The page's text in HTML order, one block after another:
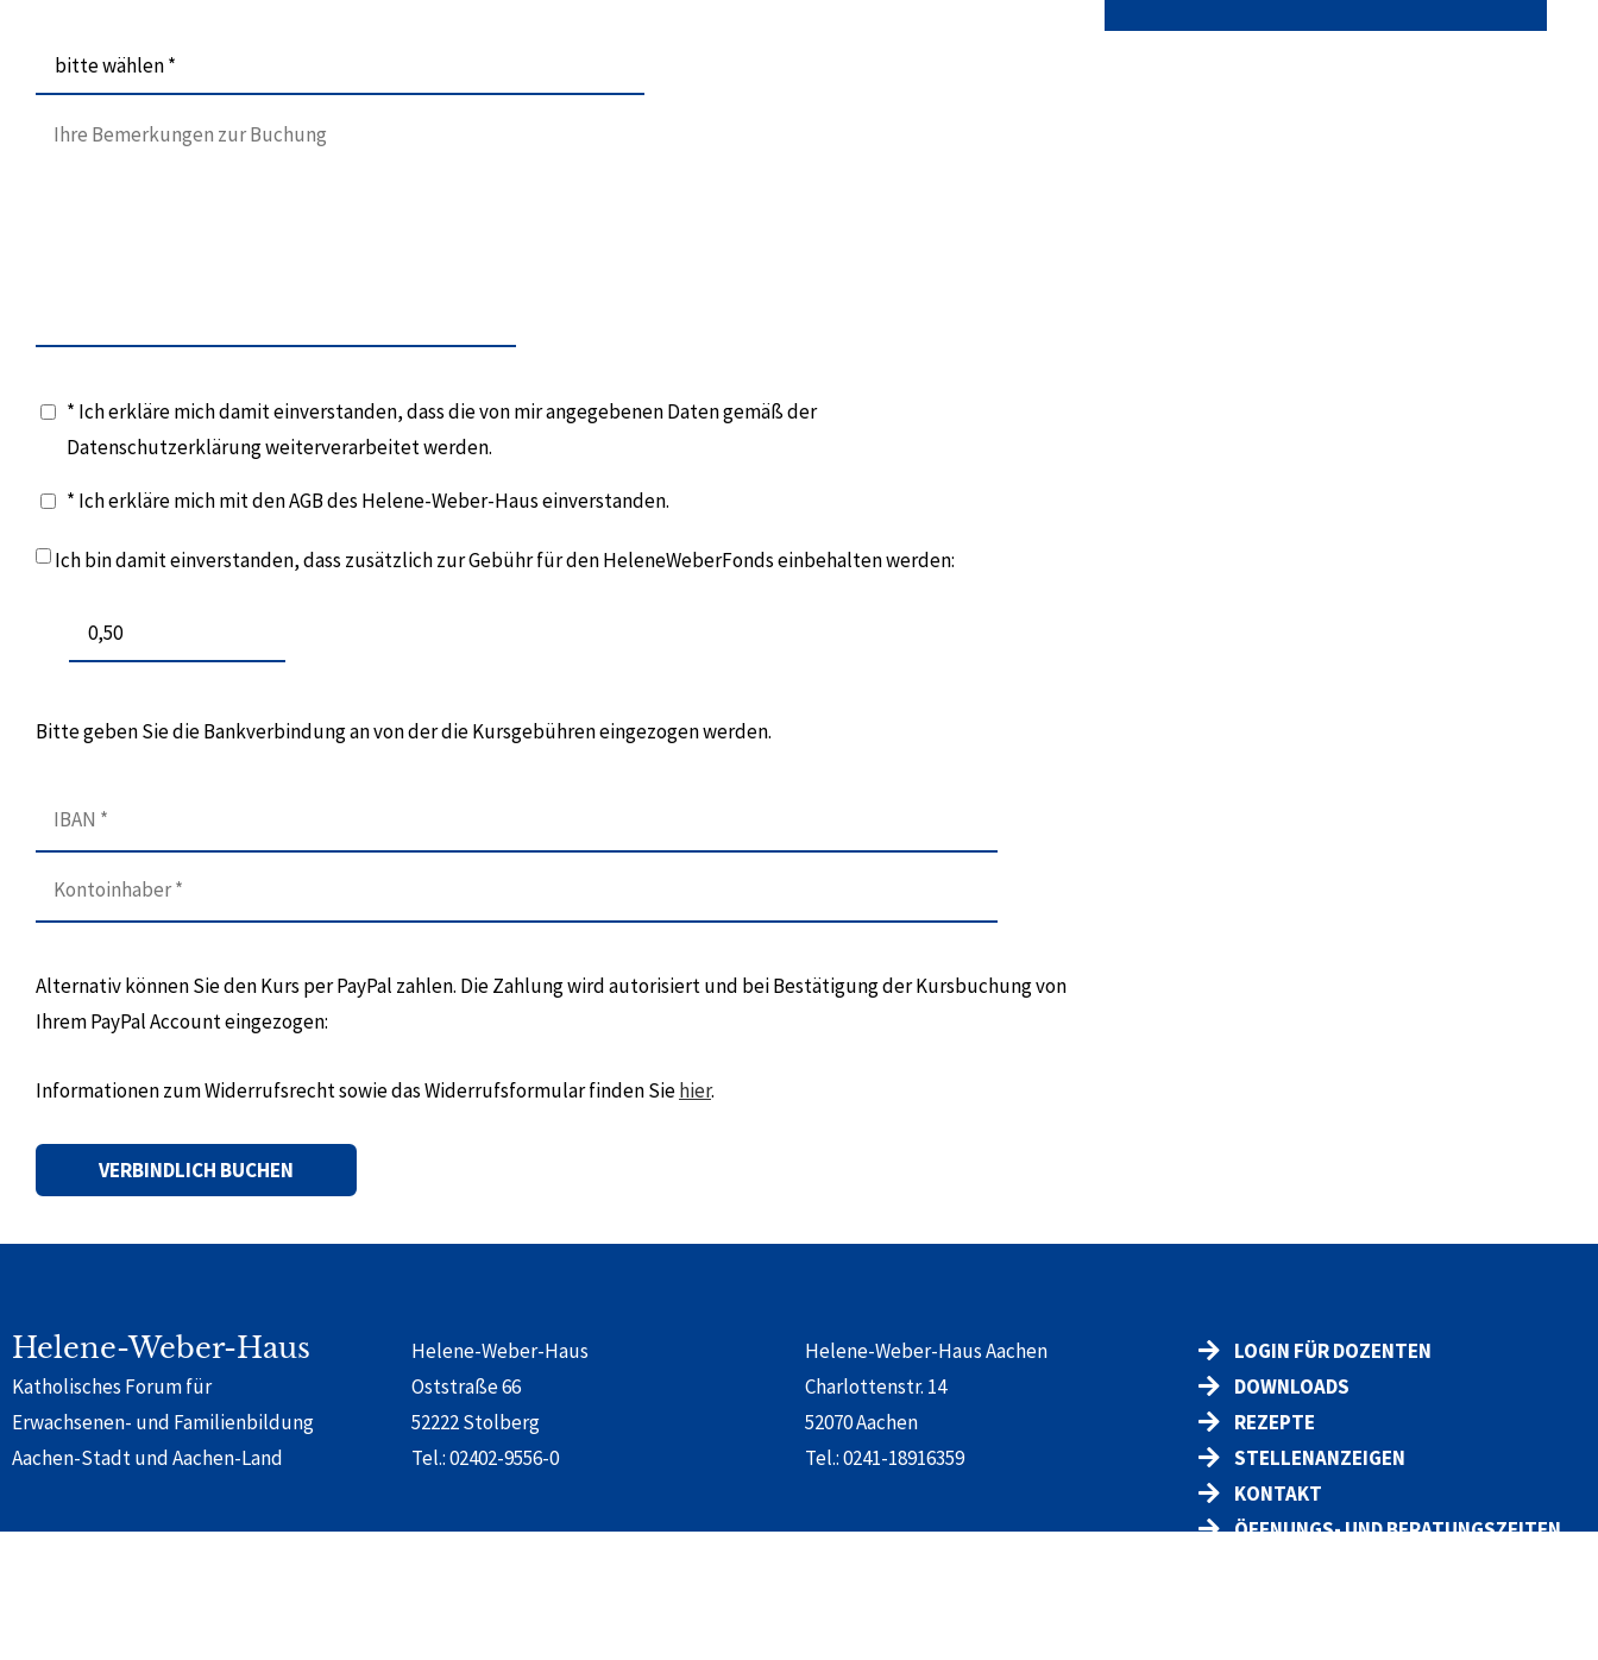
bitte wählen *
* Ich erkläre mich damit einverstanden, dass die von mir angegebenen Daten gemäß der
Datenschutzerklärung weiterverarbeitet werden.
* Ich erkläre mich mit den AGB des Helene-Weber-Haus einverstanden.
Ich bin damit einverstanden, dass zusätzlich zur Gebühr für den HeleneWeberFonds einbehalten werden:
Bitte geben Sie die Bankverbindung an von der die Kursgebühren eingezogen werden.
Alternativ können Sie den Kurs per PayPal zahlen. Die Zahlung wird autorisiert und bei Bestätigung der Kursbuchung von
Ihrem PayPal Account eingezogen:
Informationen zum Widerrufsrecht sowie das Widerrufsformular finden Siehier.
Helene-Weber-Haus
Katholisches Forum für
Erwachsenen- und Familienbildung
Aachen-Stadt und Aachen-Land
Helene-Weber-Haus
Oststraße 66
52222 Stolberg
Tel.:02402-9556-0
Helene-Weber-Haus Aachen
Charlottenstr. 14
52070 Aachen
Tel.:0241-18916359
LOGIN FÜR DOZENTEN
DOWNLOADS
REZEPTE
STELLENANZEIGEN
KONTAKT
ÖFFNUNGS- UND BERATUNGSZEITEN